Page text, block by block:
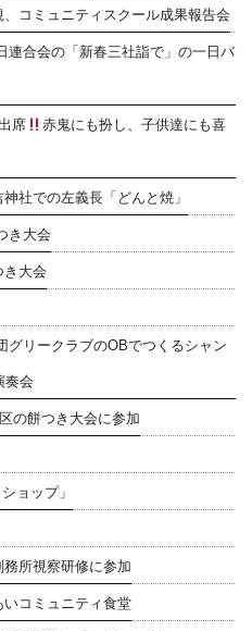
コミュニティスクール成果報告会
連合会の「新春三社詣で」の一日バ
席 赤鬼にも扮し、子供達にも喜
社での左義長「どんと焼」
き大会
き大会
グリークラブのOBでつくるシャン
奏会
の餅つき大会に参加
ョップ」
所視察研修に参加
コミュニティ食堂